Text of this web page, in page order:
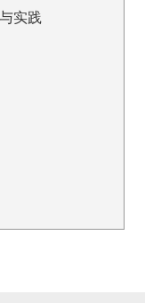
实践